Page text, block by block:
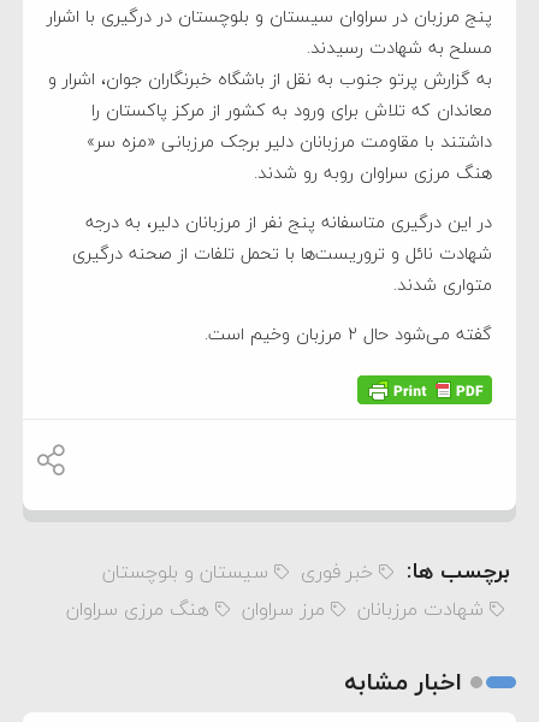
پنج مرزبان در سراوان سیستان و بلوچستان در درگیری با اشرار
مسلح به شهادت رسیدند.
به گزارش پرتو جنوب به نقل از باشگاه خبرنگاران جوان، اشرار و
معاندان که تلاش برای ورود به کشور از مرکز پاکستان را
داشتند با مقاومت مرزبانان دلیر برجک مرزبانی «مزه سر»
هنگ مرزی سراوان روبه رو شدند.
در این درگیری متاسفانه پنج نفر از مرزبانان دلیر، به درجه
شهادت نائل و تروریست‌ها با تحمل تلفات از صحنه درگیری
متواری شدند.
گفته می‌شود حال ۲ مرزبان وخیم است.
برچسب ها: خبر فوری
سیستان و بلوچستان
شهادت مرزبانان
مرز سراوان هنگ مرزی سراوان
اخبار مشابه